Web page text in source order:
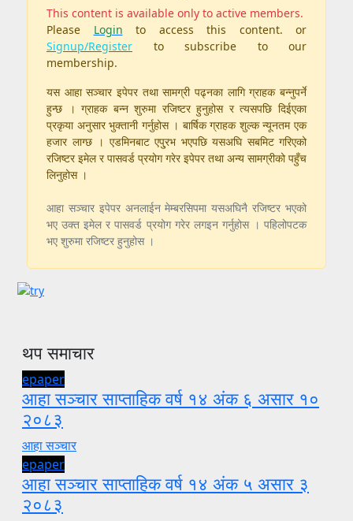
This content is available only to active members.
Please Login to access this content. or
Signup/Register to subscribe to our
membership.
यस आहा सञ्चार इपेपर तथा सामग्री पढ्नका लागि ग्राहक बन्नुपर्ने
हुन्छ । ग्राहक बन्न शुरुमा रजिष्टर हुनुहोस र त्यसपछि दिईएका
प्रकृया अनुसार भुक्तानी गर्नुहोस । बार्षिक ग्राहक शुल्क न्यूनतम एक
हजार लाग्छ । एडमिनबाट एपु्रभ भएपछि यसअघि सबमिट गरिएको
रजिष्टर इमेल र पासवर्ड प्रयोग गरेर इपेपर तथा अन्य सामग्रीको पहुँच
लिनुहोस ।
आहा सञ्चार इपेपर अनलाईन मेम्बरसिपमा यसअघिनै रजिष्टर भएको
भए उक्त इमेल र पासवर्ड प्रयोग गरेर लगइन गर्नुहोस । पहिलोपटक
भए शुरुमा रजिष्टर हुनुहोस ।
थप समाचार
epaper
आहा सञ्चार साप्ताहिक वर्ष १४ अंक ६ असार १०
२०८३
आहा सञ्चार
epaper
आहा सञ्चार साप्ताहिक वर्ष १४ अंक ५ असार ३
२०८३